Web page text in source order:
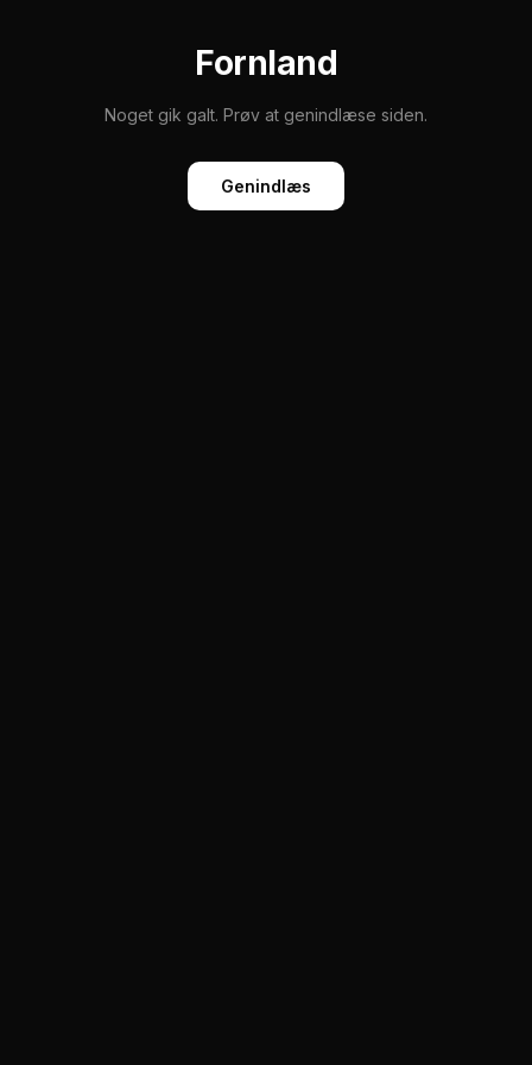
Fornland
Noget gik galt. Prøv at genindlæse siden.
Genindlæs